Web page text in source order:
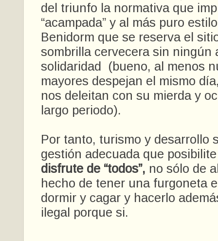
del triunfo la normativa que
“acampada” y al más puro
Benidorm que se reserva el
sombrilla cervecera sin ningún
solidaridad (bueno, al menos
mayores despejan el mismo
nos deleitan con su mierda y
largo periodo).
Por tanto, turismo y desarrollo
gestión adecuada que
disfrute de “todos”, no sólo de
hecho de tener una furgoneta
dormir y cagar y hacerlo
ilegal porque si.